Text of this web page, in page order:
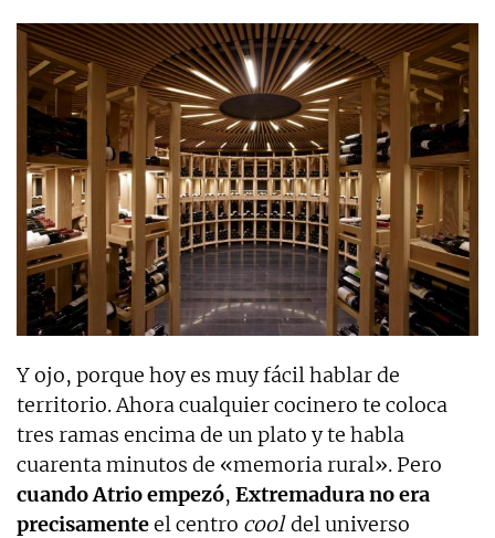
Y ojo, porque hoy es muy fácil hablar de
territorio. Ahora cualquier cocinero te coloca
tres ramas encima de un plato y te habla
cuarenta minutos de «memoria rural». Pero
cuando Atrio empezó, Extremadura no era
precisamenteel centro cooldel universo